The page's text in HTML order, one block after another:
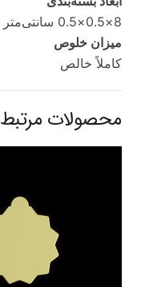
8×0.5×0.5 سانتی‌متر
میزان خلوص
کاملاً خالص
محصولات مرتبط